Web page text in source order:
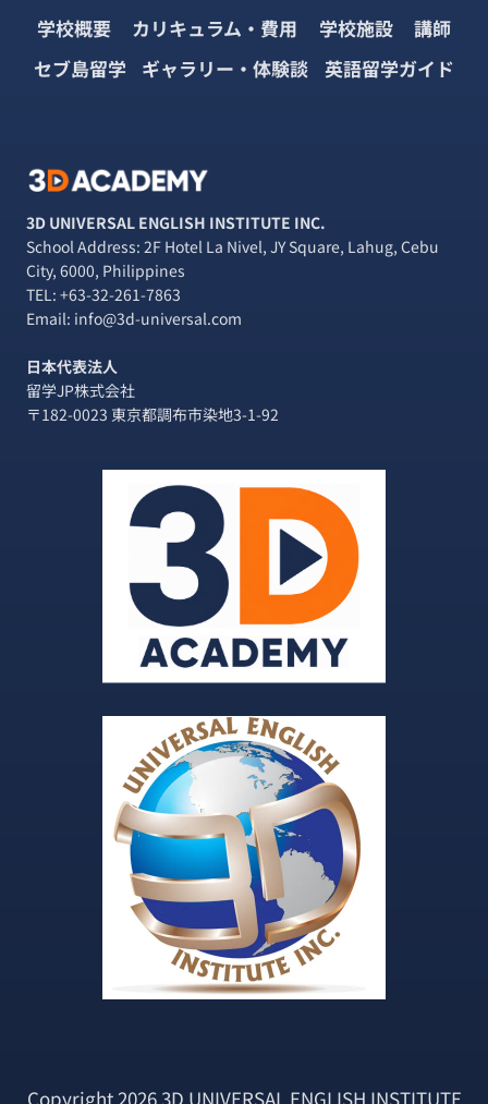
学校概要 カリキュラム・費用 学校施設
講師
セブ島留学 ギャラリー・体験談 英語留学ガイド
3D UNIVERSAL ENGLISH INSTITUTE INC.
School Address: 2F Hotel La Nivel, JY Square, Lahug, Cebu
City, 6000, Philippines
TEL: +63-32-261-7863
Email: info@3d-universal.com
日本代表法人
留学JP株式会社
〒182-0023 東京都調布市染地3-1-92
Copyright 2026 3D UNIVERSAL ENGLISH INSTITUTE